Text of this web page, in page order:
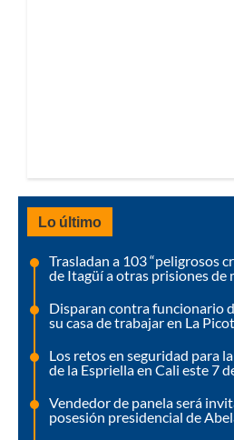
Lo último
Trasladan a 103 “peligrosos
de Itagüí a otras prisiones de
Disparan contra funcionario
su casa de trabajar en La
Los retos en seguridad para
de la Espriella en Cali este 7
Vendedor de panela será
posesión presidencial de